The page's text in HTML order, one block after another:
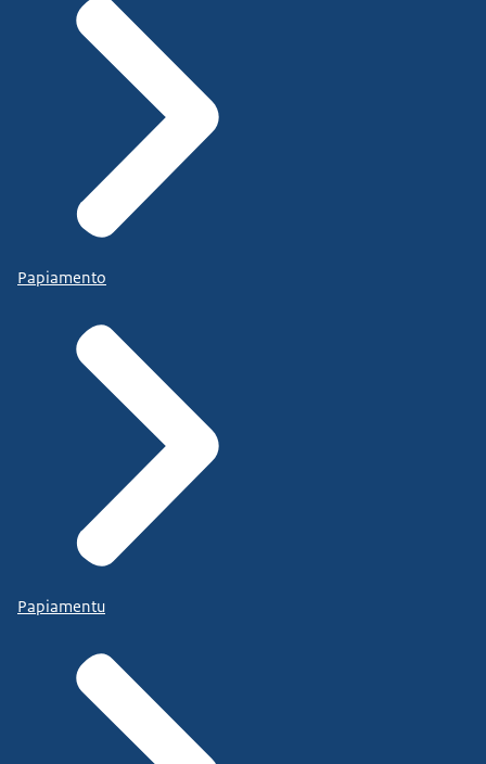
Papiamento
Papiamentu